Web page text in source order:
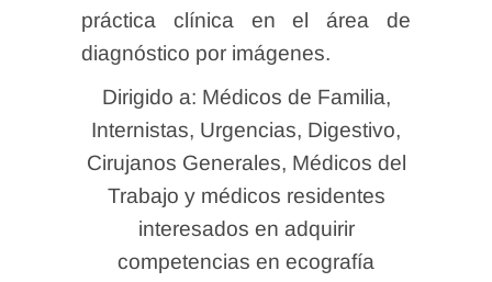
práctica clínica en el área de
diagnóstico por imágenes.
Dirigido a: Médicos de Familia,
Internistas, Urgencias, Digestivo,
Cirujanos Generales, Médicos del
Trabajo y médicos residentes
interesados en adquirir
competencias en ecografía